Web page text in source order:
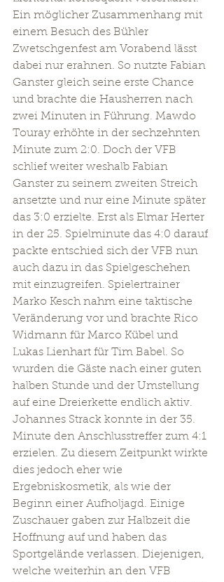
Ein möglicher Zusammenhang mit
einem Besuch des Bühler
Zwetschgenfest am Vorabend lässt
dabei nur erahnen. So nutzte Fabian
Ganster gleich seine erste Chance
und brachte die Hausherren nach
zwei Minuten in Führung. Mawdo
Touray erhöhte in der sechzehnten
Minute zum 2:0. Doch der VFB
schlief weiter weshalb Fabian
Ganster zu seinem zweiten Streich
ansetzte und nur eine Minute später
das 3:0 erzielte. Erst als Elmar Herter
in der 25. Spielminute das 4:0 darauf
packte entschied sich der VFB nun
auch dazu in das Spielgeschehen
mit einzugreifen. Spielertrainer
Marko Kesch nahm eine taktische
Veränderung vor und brachte Rico
Widmann für Marco Kübel und
Lukas Lienhart für Tim Babel. So
wurden die Gäste nach einer guten
halben Stunde und der Umstellung
auf eine Dreierkette endlich aktiv.
Johannes Strack konnte in der 35.
Minute den Anschlusstreffer zum 4:1
erzielen. Zu diesem Zeitpunkt wirkte
dies jedoch eher wie
Ergebniskosmetik, als wie der
Beginn einer Aufholjagd. Einige
Zuschauer gaben zur Halbzeit die
Hoffnung auf und haben das
Sportgelände verlassen. Diejenigen,
welche weiterhin an den VFB